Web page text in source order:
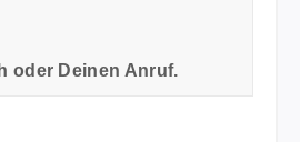
oder Deinen Anruf.